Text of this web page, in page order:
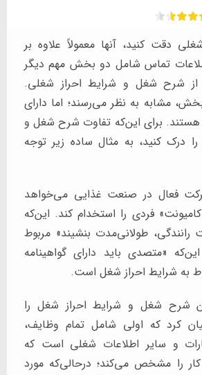
دقت کنید، آنها معمولاً علاوه بر
تماس شامل دو بخش مهم دیگر
شرح شغل و شرایط احراز شغلی.
مشابه به نظر می‌رسند؛ اما دارای
برای این‌که تفاوت شرح شغل و
درک کنید، به مثال ساده زیر توجه
فعال در صنعت غذایی می‌خواهد
فردی را استخدام کند. این‌که
طولانی‌مدت بنشیند» مربوط
«متصدی باید دارای گواهینامه
به شرایط احراز شغل است.
شرح شغل و شرایط احراز شغل را
کرد که اولی شامل تمام وظایف،
و سایر اطلاعات شغلی است که
را مشخص می‌کند؛ درحالی‌که مورد